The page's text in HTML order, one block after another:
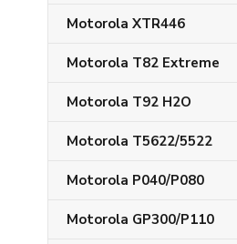
Motorola XTR446
Motorola T82 Extreme
Motorola T92 H2O
Motorola T5622/5522
Motorola P040/P080
Motorola GP300/P110